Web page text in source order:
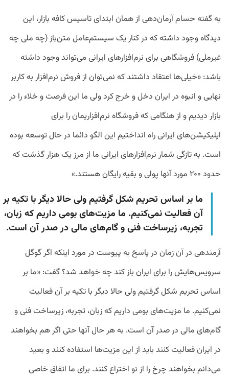
به گفته حسام آرمان‌دهی از همان ابتدای تاسیس کافه بازار، این
دیدگاه وجود داشته که در کنار یک سیستم‌عامل متن‌باز (چه ملی چه
غیرملی) فروشگاهی برای نرم‌افزارهای ایرانی می‌تواند وجود داشته
باشد: «خیلی‌ها اعتقاد داشتند که نمی‌توان از فروش نرم‌افزار به کاربر
نهایی و انبوه در ایران دخل و خرج کرد ولی ما این فرصت و خلاء را در
بازار دیدیم و از هنگامی که فروشگاه نرم‌افزاریمان را برای
اپلیکیشن‌های ایرانی راه انداختیم این الگو دائما در حال توسعه بوده
است. به تازگی شمار نرم‌افزارهای ایرانی ما از مرز یک هزار گذشت که
حدود ۲۰۰ مورد آنها پولی و بقیه رایگان هستند.»
ما بر اساس تحریم شکل گرفتیم ولی حالا دیگر با تکیه بر
آن فعالیت نمی‌کنیم. ما مزیت‌های بومی داریم که زبان،
تجربه، زیرساخت فنی و گام‌های مالی در صدر آن است.
آرمندهی در آن زمان در پاسخ به پیوست در مورد اینکه اگر گوگل
سرویس‌هایش را برای ایران باز کند چه خواهد شد؟ گفت: «ما بر
اساس تحریم شکل گرفتیم ولی حالا دیگر با تکیه بر آن فعالیت
نمی‌کنیم. ما مزیت‌های بومی داریم که زبان، تجربه، زیرساخت فنی و
گام‌های مالی در صدر آن است. به هر حال آنها حتی اگر هم بخواهند
در ایران فعالیت کنند باید از این مزیت‌ها استفاده کنند و بعید
می‌دانم بخواهند چرخ را از نو اختراع کنند. برای ما اتفاق خاصی